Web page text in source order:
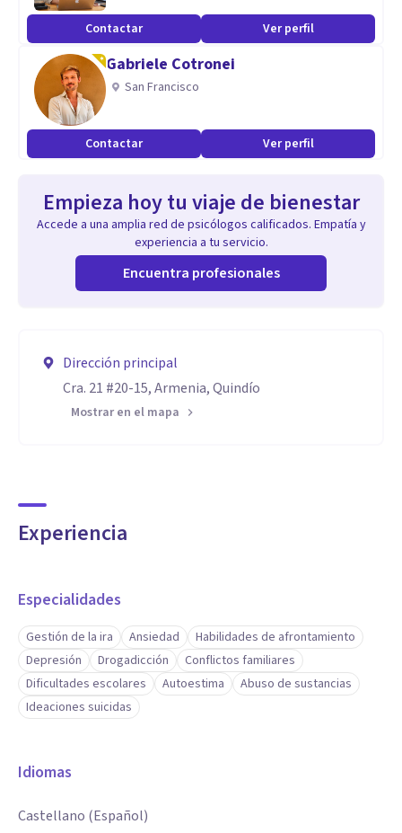
Contactar Ver perfil
Gabriele Cotronei
San Francisco
Contactar Ver perfil
Empieza hoy tu viaje de bienestar
Accede a una amplia red de psicólogos calificados. Empatía y
experiencia a tu servicio.
Encuentra profesionales
Dirección principal
Cra. 21 #20-15, Armenia, Quindío
Mostrar en el mapa
Experiencia
Especialidades
Gestión de la ira Ansiedad
Habilidades de afrontamiento
Depresión
Drogadicción
Conflictos familiares
Dificultades escolares
Autoestima
Abuso de sustancias
Ideaciones suicidas
Idiomas
Castellano (Español)